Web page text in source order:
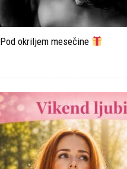
Pod okriljem mesečine